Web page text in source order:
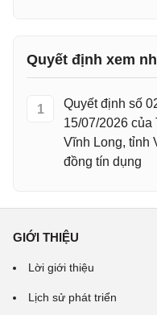
Quyết định xem
1
Quyết định số
15/07/2026 của
Vĩnh Long, tỉnh
đồng tín dụng
GIỚI THIỆU
Lời giới thiệu
Lịch sử phát triển